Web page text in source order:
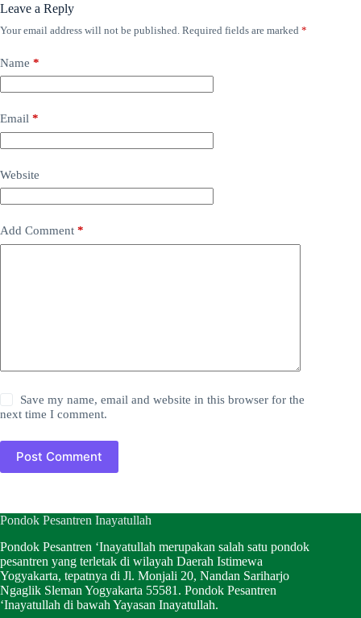
Leave a Reply
Your email address will not be published. Required fields are marked *
Name *
Email *
Website
Add Comment *
Save my name, email and website in this browser for the
next time I comment.
Post Comment
Pondok Pesantren Inayatullah
Pondok Pesantren ‘Inayatullah merupakan salah satu pondok
pesantren yang terletak di wilayah Daerah Istimewa
Yogyakarta, tepatnya di Jl. Monjali 20, Nandan Sariharjo
Ngaglik Sleman Yogyakarta 55581. Pondok Pesantren
‘Inayatullah di bawah Yayasan Inayatullah.